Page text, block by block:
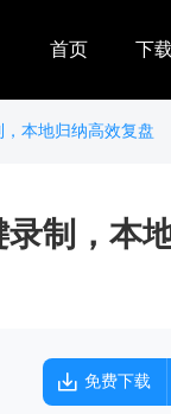
首页 下载
本地归纳高效复盘
制，本
免费下载